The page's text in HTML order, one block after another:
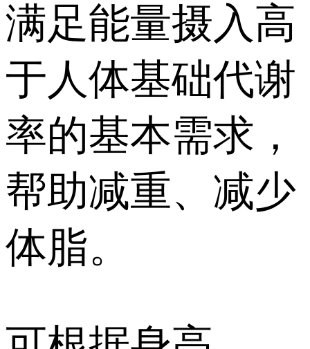
满足能量摄入高
于人体基础代谢
率的基本需求，
帮助减重、减少
体脂。